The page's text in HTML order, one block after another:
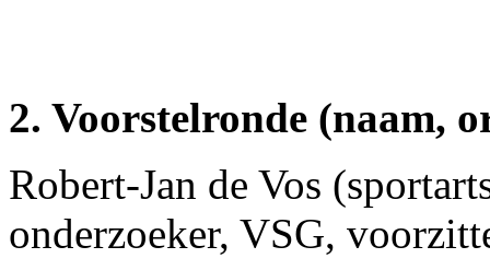
2. Voorstelronde (naam,
Robert-Jan de Vos
onderzoeker, VSG,